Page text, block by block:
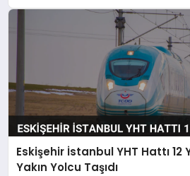
Eskişehir İstanbul YHT Hattı 12
Yakın Yolcu Taşıdı